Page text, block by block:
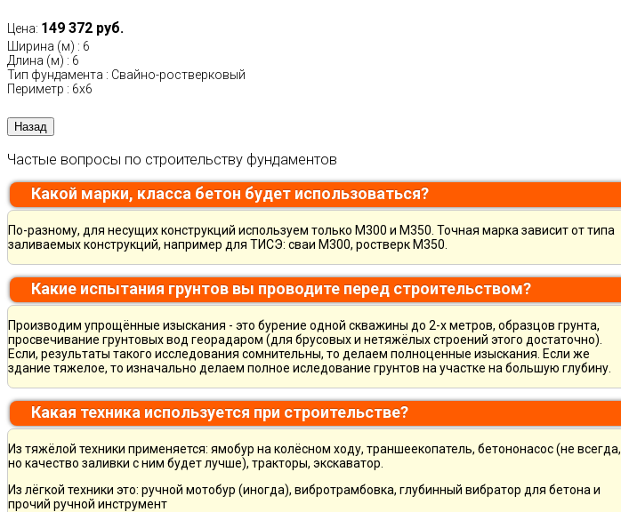
Цена: 149 372 руб.
Ширина (м) : 6
Длина (м) : 6
Тип фундамента : Свайно-ростверковый
Периметр : 6х6
Частые вопросы по строительству фундаментов
Какой марки, класса бетон будет использоваться?
По-разному, для несущих конструкций используем только М300 и М350. Точная марка зависит от типа
заливаемых конструкций, например для ТИСЭ: сваи М300, ростверк М350.
Какие испытания грунтов вы проводите перед строительством?
Производим упрощённые изыскания - это бурение одной скважины до 2-х метров, образцов грунта,
просвечивание грунтовых вод георадаром (для брусовых и нетяжёлых строений этого достаточно).
Если, результаты такого исследования сомнительны, то делаем полноценные изыскания. Если же
здание тяжелое, то изначально делаем полное иследование грунтов на участке на большую глубину.
Какая техника используется при строительстве?
Из тяжёлой техники применяется: ямобур на колёсном ходу, траншеекопатель, бетононасос (не всегда,
но качество заливки с ним будет лучше), тракторы, экскаватор.
Из лёгкой техники это: ручной мотобур (иногда), вибротрамбовка, глубинный вибратор для бетона и
прочий ручной инструмент